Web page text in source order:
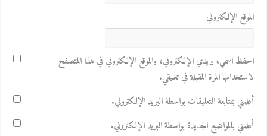
الموقع الإلكتروني
احفظ اسمي، بريدي الإلكتروني، والموقع الإلكتروني في هذا المتصفح
لاستخدامها المرة المقبلة في تعليقي.
أعلمني بمتابعة التعليقات بواسطة البريد الإلكتروني.
أعلمني بالمواضيع الجديدة بواسطة البريد الإلكتروني.